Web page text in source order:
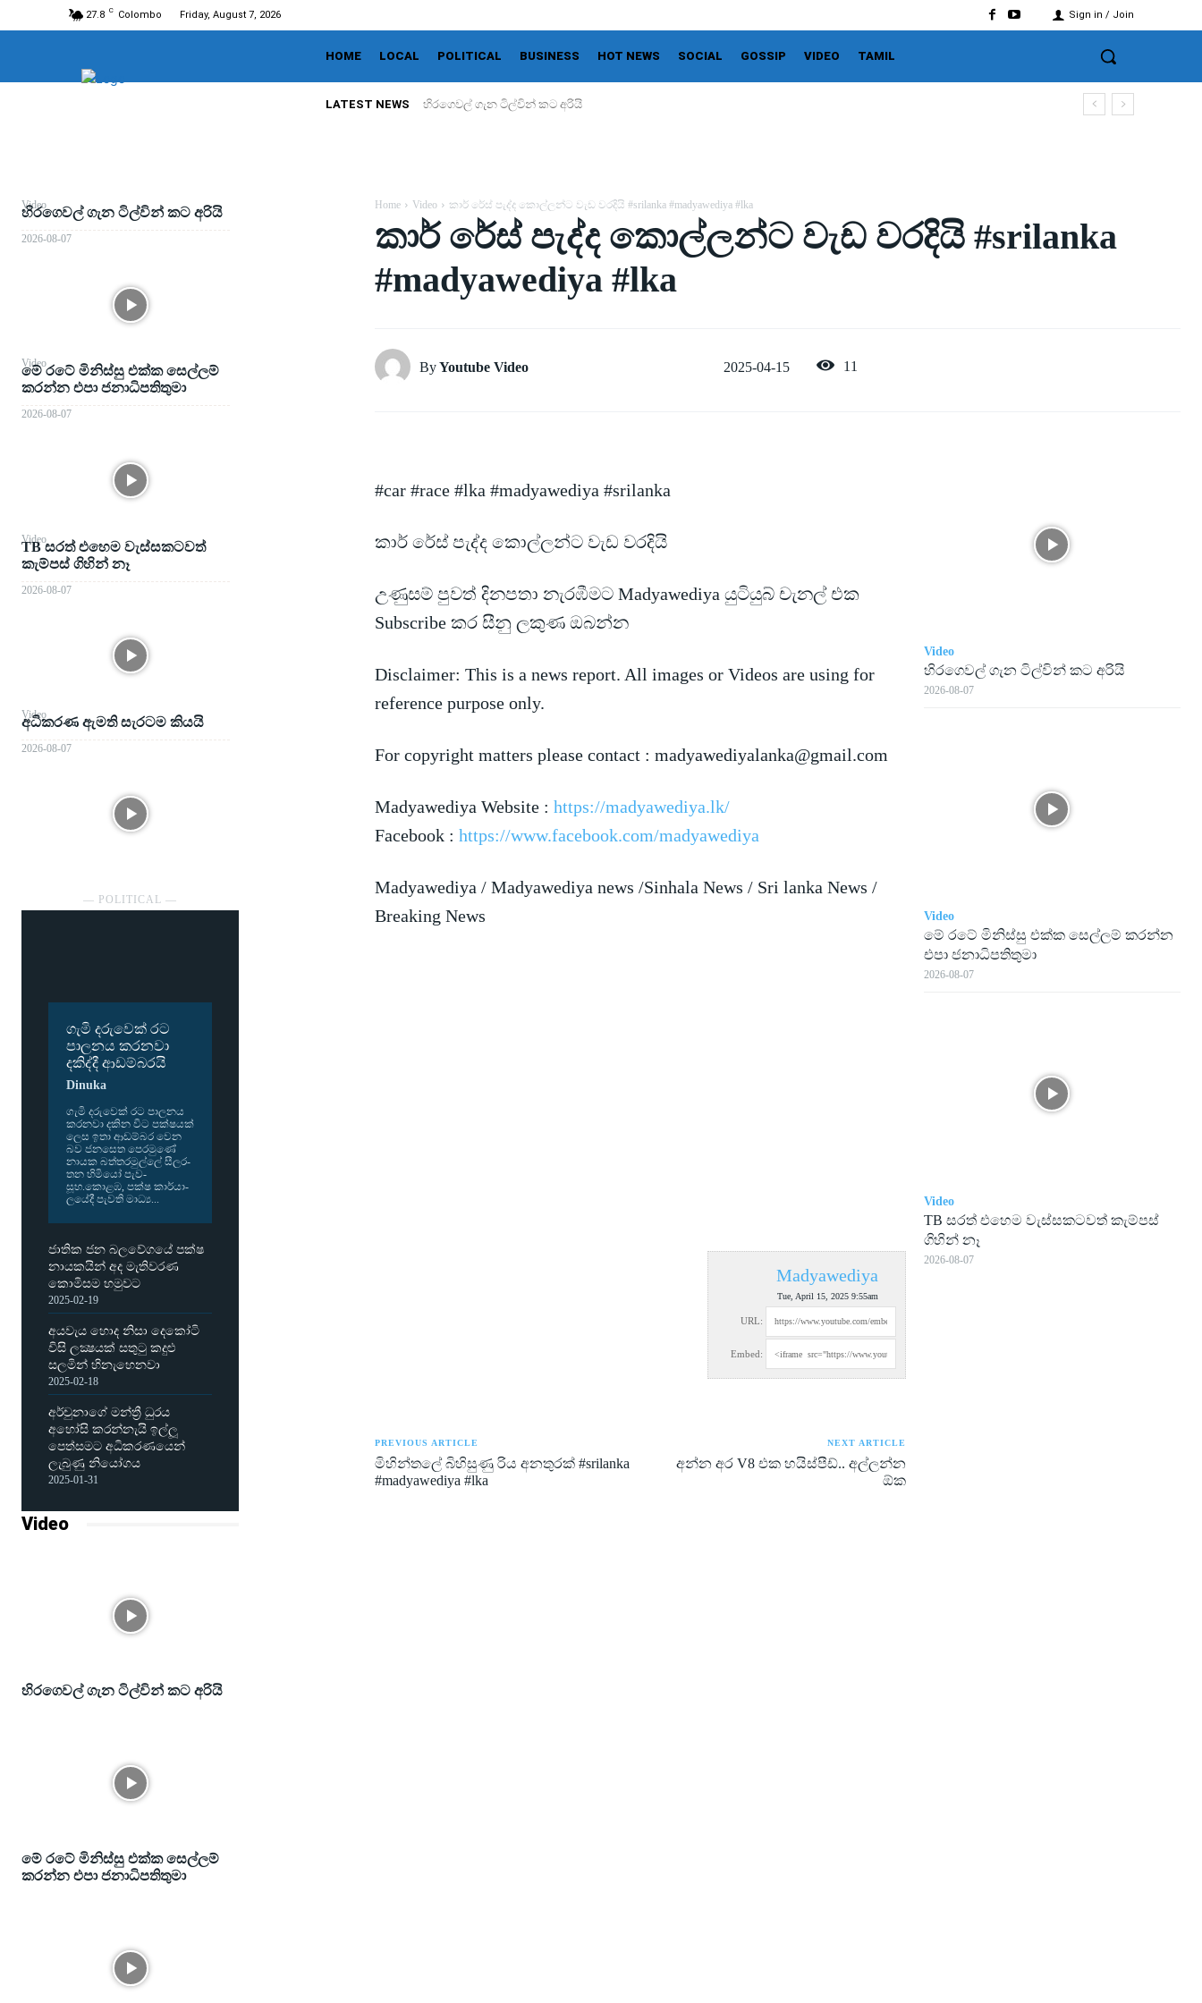
27.8 C Colombo Friday, August 7, 2026 Sign in / Join
HOME LOCAL POLITICAL BUSINESS HOT NEWS SOCIAL GOSSIP VIDEO TAMIL
LATEST NEWS හිරගෙවල් ගැන ටිල්වින් කට අරියි
Video
හිරගෙවල් ගැන ටිල්වින් කට අරියි
2026-08-07
Video
මේ රටේ මිනිස්සු එක්ක සෙල්ලම්
කරන්න එපා ජනාධිපතිතුමා
2026-08-07
Video
TB සරත් එහෙම වැස්සකටවත්
කැම්පස් ගිහින් නෑ
2026-08-07
Video
අධිකරණ ඇමති සැරටම කියයි
2026-08-07
― POLITICAL ―
ගැමි දරුවෙක් රට
පාලනය කරනවා
දකිද්දී ආඩම්බරයි
Dinuka
ගැමි දරු­වෙක් රට පාල­නය
කර­නවා දකින විට පක්ෂ­යක්
ලෙස ඉතා ආඩ­ම්බර වෙන
බව ජන­සෙත පෙර­මුණේ
නායක බත්ත­ර­මුල්ලේ සීල­ර­
තන හිමියෝ පැව­
සූහ.කොළඹ, පක්ෂ කාර්යා­
ල­යේදී පැවති මාධ්‍ය...
ජාතික ජන බලවේගයේ පක්ෂ
නායකයින් අද මැතිවරණ
කොමිසම හමුවට
2025-02-19
අයවැය හොද නිසා දෙකෝටි
විසි ලක්‍ෂයක් සතුටු කදුළු
සලමින් හිනැහෙනවා
2025-02-18
අර්චුනාගේ මන්ත්‍රී ධුරය
අහෝසි කරන්නැයි ඉල්ලූ
පෙත්සමට අධිකරණයෙන්
ලැබුණු නියෝගය
2025-01-31
Video
හිරගෙවල් ගැන ටිල්වින් කට අරියි
මේ රටේ මිනිස්සු එක්ක සෙල්ලම්
කරන්න එපා ජනාධිපතිතුමා
Home Video කාර් රේස් පැද්ද කොල්ලන්ට වැඩ වරදියි #srilanka #madyawediya #lka
කාර් රේස් පැද්ද කොල්ලන්ට වැඩ වරදියි #srilanka
#madyawediya #lka
ByYoutube Video 2025-04-15 11
#car #race #lka #madyawediya #srilanka
කාර් රේස් පැද්ද කොල්ලන්ට වැඩ වරදියි
උණුසම් පුවත් දිනපතා නැරඹීමට Madyawediya යුටියුබ් චැනල් එක
Subscribe කර සීනු ලකුණ ඔබන්න
Disclaimer: This is a news report. All images or Videos are using for
reference purpose only.
For copyright matters please contact : madyawediyalanka@gmail.com
Madyawediya Website : https://madyawediya.lk/
Facebook : https://www.facebook.com/madyawediya
Madyawediya / Madyawediya news /Sinhala News / Sri lanka News /
Breaking News
Madyawediya
Tue, April 15, 2025 9:55am
URL:
Embed:
PREVIOUS ARTICLE
මිහින්තලේ බිහිසුණු රිය අනතුරක් #srilanka
#madyawediya #lka
NEXT ARTICLE
අන්න අර V8 එක හයිස්පීඩ්.. අල්ලන්න
ඕක
Video
හිරගෙවල් ගැන ටිල්වින් කට අරියි
2026-08-07
Video
මේ රටේ මිනිස්සු එක්ක සෙල්ලම් කරන්න
එපා ජනාධිපතිතුමා
2026-08-07
Video
TB සරත් එහෙම වැස්සකටවත් කැම්පස්
ගිහින් නෑ
2026-08-07